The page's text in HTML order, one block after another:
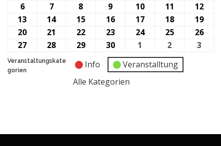
2026
2026
2026
April
2026
April
2026
April
2026
66.
April
2026
77.
April
2026
8
April
2026
9
April
2026
1010.
April
2026
11
April
2026
1212.
2026
13 1414.
1515.
April
2026
1616.
April
2026
1717.
April
1818.
April
1919.
20
2026
21
2026
2222.
April
2323.
April
2026
2424.
2026
2525.
2026
2626.
27
April
28
April
2929.
2026
3030.
April
2026
1
Mai
2026
2
Mai
2026
3
Veranstaltungskate
gorien
Info
Veranstalltung
Alle Kategorien